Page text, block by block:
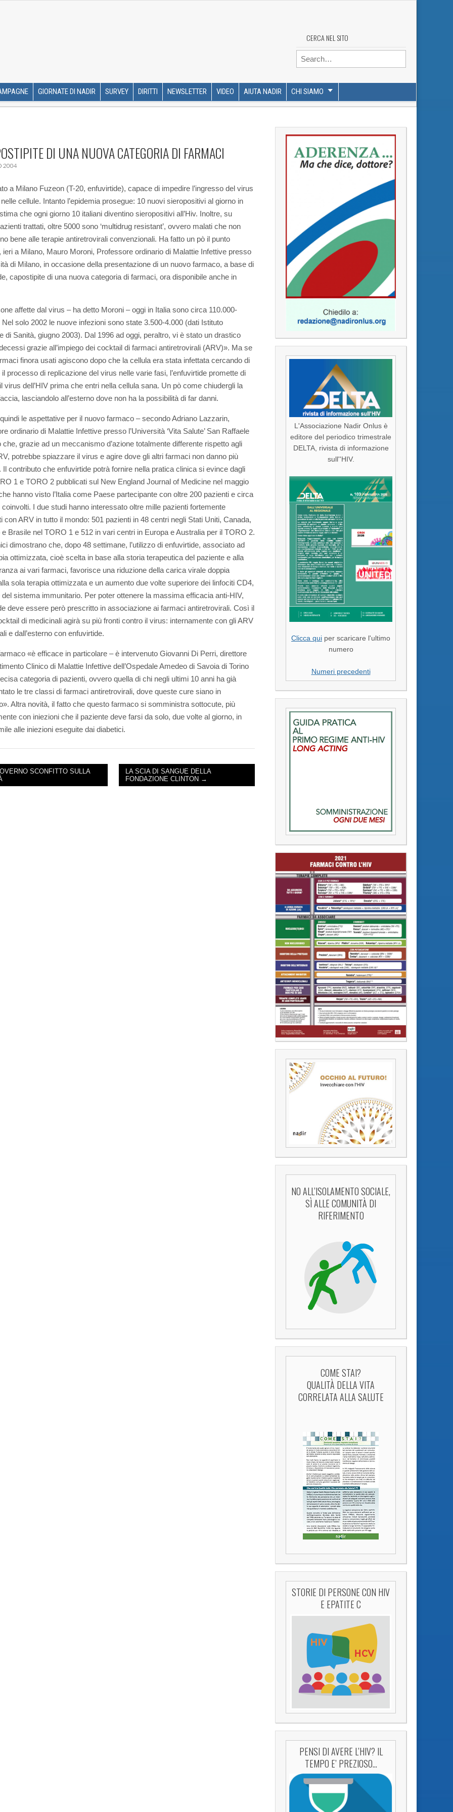
ETS
CERCA NEL SITO
Search for:
SKIP TO CONTENT
GIORNATE DI NADIR SURVEY DIRITTI NEWSLETTER VIDEO AIUTA NADIR CHI SIAMO
DI UNA NUOVA CATEGORIA DI FARMACI
2004
a Milano Fuzeon (T-20, enfuvirtide), capace di impedire l’ingresso del virus
nelle cellule. Intanto l’epidemia prosegue: 10 nuovi sieropositivi al giorno in
che ogni giorno 10 italiani diventino sieropositivi all’Hiv. Inoltre, su
trattati, oltre 5000 sono ‘multidrug resistant’, ovvero malati che non
bene alle terapie antiretrovirali convenzionali. Ha fatto un pò il punto
ieri a Milano, Mauro Moroni, Professore ordinario di Malattie Infettive presso
di Milano, in occasione della presentazione di un nuovo farmaco, a base di
capostipite di una nuova categoria di farmaci, ora disponibile anche in
affette dal virus – ha detto Moroni – oggi in Italia sono circa 110.000-
Nel solo 2002 le nuove infezioni sono state 3.500-4.000 (dati Istituto
di Sanità, giugno 2003). Dal 1996 ad oggi, peraltro, vi è stato un drastico
grazie all’impiego dei cocktail di farmaci antiretrovirali (ARV)». Ma se
finora usati agiscono dopo che la cellula era stata infettata cercando di
il processo di replicazione del virus nelle varie fasi, l’enfuvirtide promette di
virus dell’HIV prima che entri nella cellula sana. Un pò come chiudergli la
lasciandolo all’esterno dove non ha la possibilità di far danni.
le aspettative per il nuovo farmaco – secondo Adriano Lazzarin,
ordinario di Malattie Infettive presso l’Università ‘Vita Salute’ San Raffaele
che, grazie ad un meccanismo d’azione totalmente differente rispetto agli
potrebbe spiazzare il virus e agire dove gli altri farmaci non danno più
Il contributo che enfuvirtide potrà fornire nella pratica clinica si evince dagli
1 e TORO 2 pubblicati sul New England Journal of Medicine nel maggio
hanno visto l’Italia come Paese partecipante con oltre 200 pazienti e circa
coinvolti. I due studi hanno interessato oltre mille pazienti fortemente
con ARV in tutto il mondo: 501 pazienti in 48 centri negli Stati Uniti, Canada,
Brasile nel TORO 1 e 512 in vari centri in Europa e Australia per il TORO 2.
dimostrano che, dopo 48 settimane, l’utilizzo di enfuvirtide, associato ad
ottimizzata, cioè scelta in base alla storia terapeutica del paziente e alla
ai vari farmaci, favorisce una riduzione della carica virale doppia
sola terapia ottimizzata e un aumento due volte superiore dei linfociti CD4,
del sistema immunitario. Per poter ottenere la massima efficacia anti-HIV,
deve essere però prescritto in associazione ai farmaci antiretrovirali. Così il
di medicinali agirà su più fronti contro il virus: internamente con gli ARV
e dall’esterno con enfuvirtide.
«è efficace in particolare – è intervenuto Giovanni Di Perri, direttore
Clinico di Malattie Infettive dell’Ospedale Amedeo di Savoia di Torino
categoria di pazienti, ovvero quella di chi negli ultimi 10 anni ha già
le tre classi di farmaci antiretrovirali, dove queste cure siano in
Altra novità, il fatto che questo farmaco si somministra sottocute, più
con iniezioni che il paziente deve farsi da solo, due volte al giorno, in
alle iniezioni eseguite dai diabetici.
SCONFITTO SULLA
LA SCIA DI SANGUE DELLA
FONDAZIONE CLINTON →
L'Associazione Nadir Onlus è
editore del periodico trimestrale
DELTA, rivista di informazione
sull''HIV.
Clicca qui per scaricare l'ultimo
numero
Numeri precedenti
NO ALL’ISOLAMENTO SOCIALE,
SÌ ALLE COMUNITÀ DI
RIFERIMENTO
COME STAI?
QUALITÀ DELLA VITA
CORRELATA ALLA SALUTE
STORIE DI PERSONE CON HIV
E EPATITE C
PENSI DI AVERE L’HIV? IL
TEMPO E’ PREZIOSO…